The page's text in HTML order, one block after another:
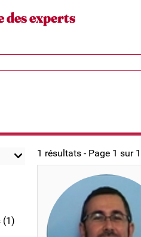
experts
(1)
1 résultats - Page 1 sur 1